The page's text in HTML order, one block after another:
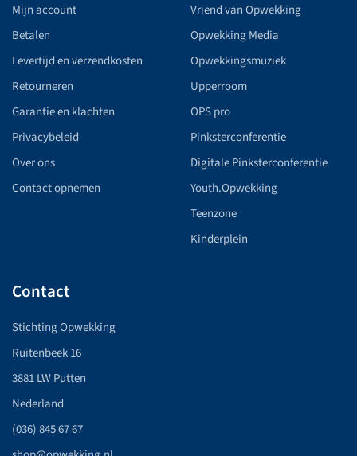
Mijn account
Betalen
Levertijd en verzendkosten
Retourneren
Garantie en klachten
Privacybeleid
Over ons
Contact opnemen
Vriend van Opwekking
Opwekking Media
Opwekkingsmuziek
Upperroom
OPS pro
Pinksterconferentie
Digitale Pinksterconferentie
Youth.Opwekking
Teenzone
Kinderplein
Contact
Stichting Opwekking
Ruitenbeek 16
3881 LW Putten
Nederland
(036) 845 67 67